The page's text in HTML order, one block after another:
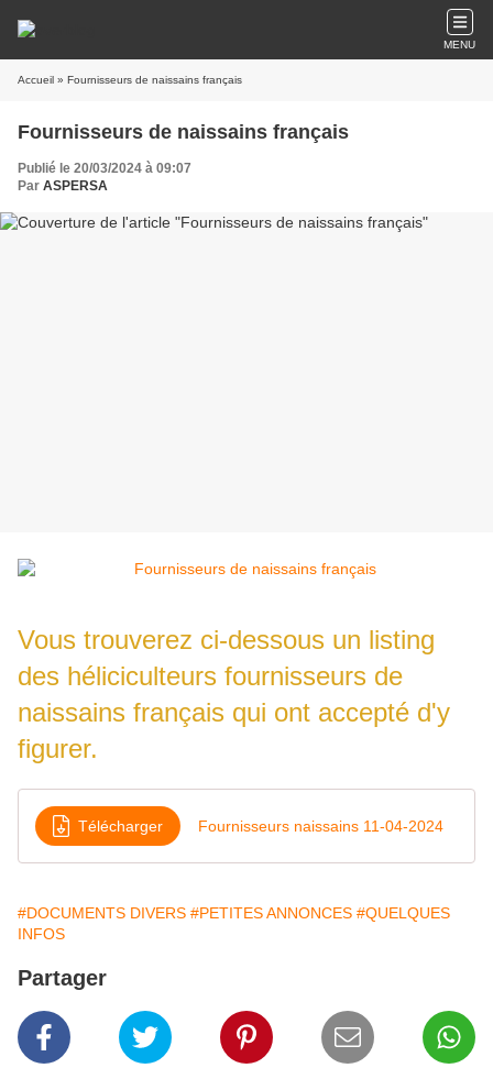
MENU
Accueil » Fournisseurs de naissains français
Fournisseurs de naissains français
Publié le 20/03/2024 à 09:07
Par ASPERSA
Vous trouverez ci-dessous un listing
des héliciculteurs fournisseurs de
naissains français qui ont accepté d'y
figurer.
Télécharger Fournisseurs naissains 11-04-2024
#DOCUMENTS DIVERS #PETITES ANNONCES #QUELQUES
INFOS
Partager